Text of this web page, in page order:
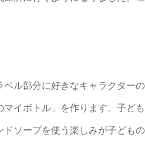
ル部分に好きなキャラクター
イボトル」を作ります。子ど
ソープを使う楽しみが子ども